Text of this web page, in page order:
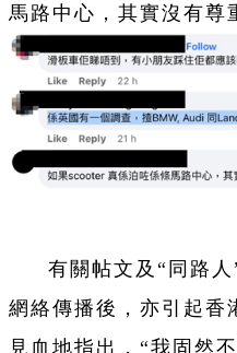
馬路中心，其實沒有尊
有關帖文及“同路
網絡傳播後，亦引起香
見血地指出，“我固然